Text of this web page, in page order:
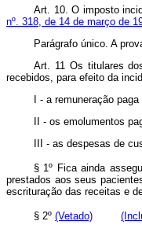
Art. 10. O imposto
nº. 318, de 14 de março de
Parágrafo único. A
Art. 11 Os titulares
recebidos, para efeito da
I - a remuneração
II - os emolumentos
III - as despesas de
§ 1º Fica ainda
prestados aos seus
escrituração das receitas
§ 2º (Vetado)